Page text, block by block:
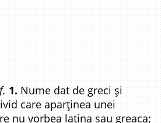
1. Nume dat de greci și
care aparținea unei
nu vorbea latina sau greaca;